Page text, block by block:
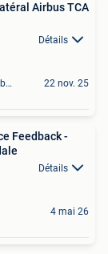
Airbus TCA
Détails
Zwijnaarde+Deel Van Merelbeke 22 nov. 25
Feedback -
Détails
4 mai 26